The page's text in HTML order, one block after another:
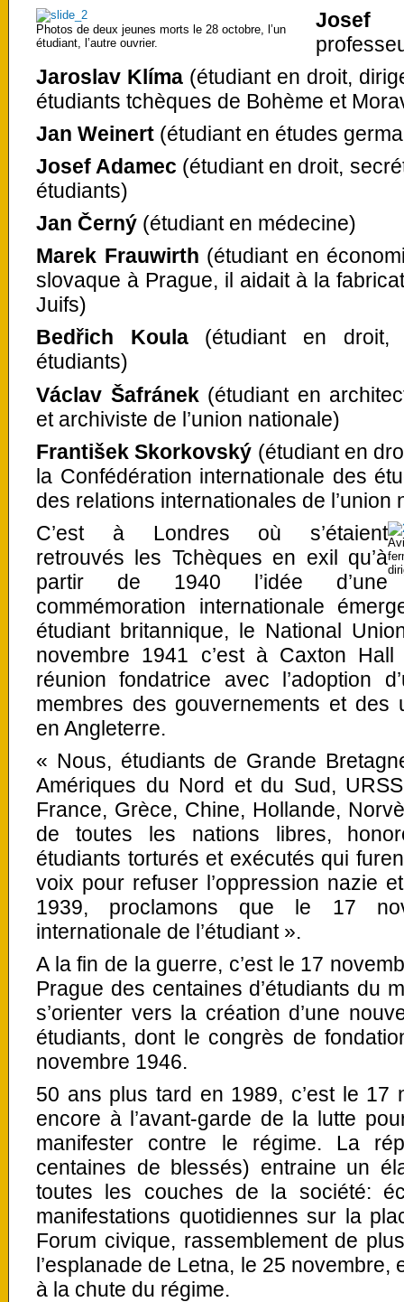
Photos de deux jeunes morts le 28 octobre, l’un
étudiant, l’autre ouvrier.
Josef
Jaroslav Klíma (étudiant en droit,
étudiants tchèques de Bohème et
Jan Weinert (étudiant en études
Josef Adamec (étudiant en droit,
étudiants)
Jan Černý (étudiant en médecine)
Marek Frauwirth (étudiant en
slovaque à Prague, il aidait à la
Juifs)
Bedřich Koula(étudiant en droit,
étudiants)
Václav Šafránek(étudiant en
et archiviste de l’union nationale)
František Skorkovský (étudiant en
la Confédération internationale des
des relations internationales de l’union
C’est à Londres où s’étaient
retrouvés les Tchèques en exil qu’à
partir de 1940 l’idée d’une
commémoration internationale
étudiant britannique, le National
novembre 1941 c’est à Caxton
réunion fondatrice avec l’adoption
membres des gouvernements et des
en Angleterre.
« Nous, étudiants de Grande
Amériques du Nord et du Sud,
France, Grèce, Chine, Hollande,
de toutes les nations libres,
étudiants torturés et exécutés qui
voix pour refuser l’oppression nazie
1939, proclamons que le 17
internationale de l’étudiant ».
A la fin de la guerre, c’est le 17
Prague des centaines d’étudiants du
s’orienter vers la création d’une
étudiants, dont le congrès de
novembre 1946.
50 ans plus tard en 1989, c’est le 17
encore à l’avant-garde de la lutte
manifester contre le régime. La
centaines de blessés) entraine un
toutes les couches de la société:
manifestations quotidiennes sur la
Forum civique, rassemblement de
l’esplanade de Letna, le 25
à la chute du régime.